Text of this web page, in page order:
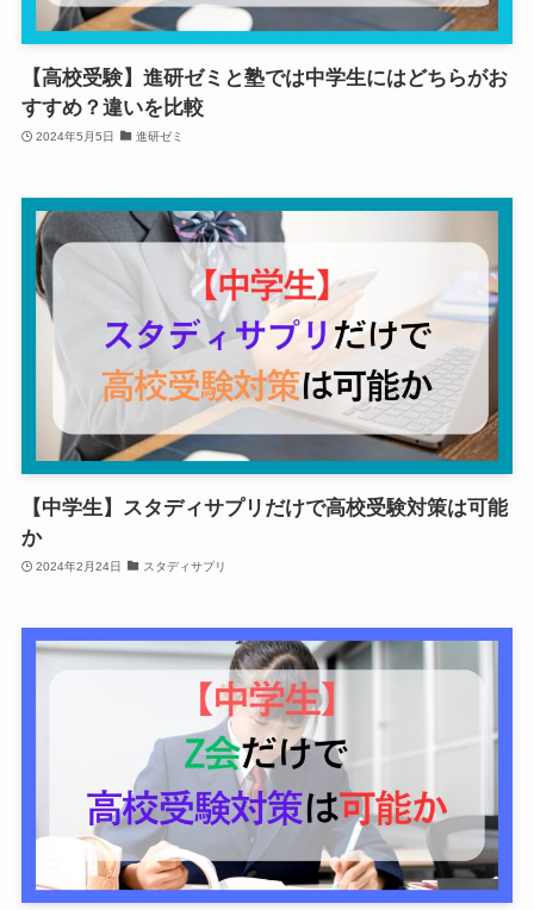
【高校受験】進研ゼミと塾では中学生にはどちらがお
すすめ？違いを比較
2024年5月5日 進研ゼミ
【中学生】スタディサプリだけで高校受験対策は可能
か
2024年2月24日 スタディサプリ